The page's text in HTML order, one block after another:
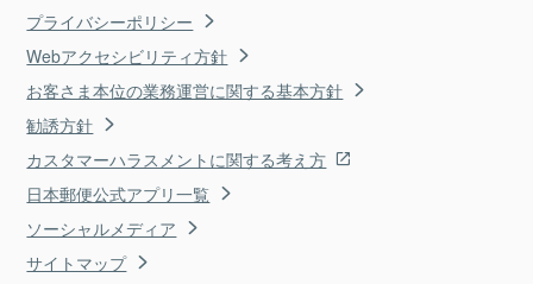
プライバシーポリシー
Webアクセシビリティ方針
お客さま本位の業務運営に関する基本方針
勧誘方針
カスタマーハラスメントに関する考え方
日本郵便公式アプリ一覧
ソーシャルメディア
サイトマップ